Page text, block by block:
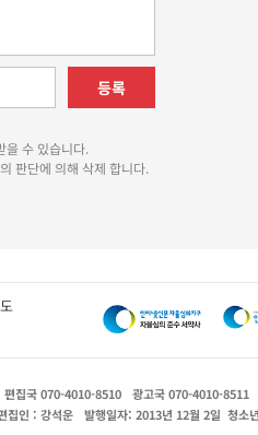
등록
을 수 있습니다.
판단에 의해 삭제 합니다.
편집국 070-4010-8510
광고국 070-4010-8511
집인 : 강석운 발행일자: 2013년 12월 2일 청소